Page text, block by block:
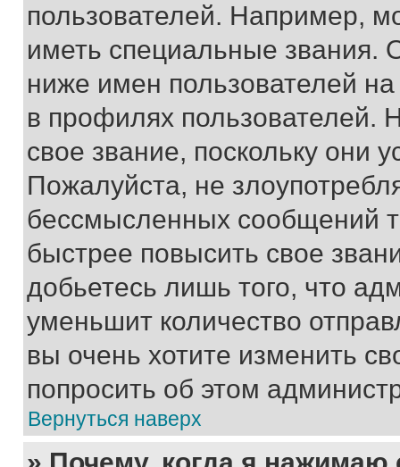
пользователей. Например,
иметь специальные звания.
ниже имен пользователей
в профилях
свое звание, поскольку они
Пожалуйста, не
бессмысленных сообщений
быстрее повысить свое
добьетесь лишь того, что
уменьшит количество
вы очень хотите изменить
попросить об этом
Вернуться наверх